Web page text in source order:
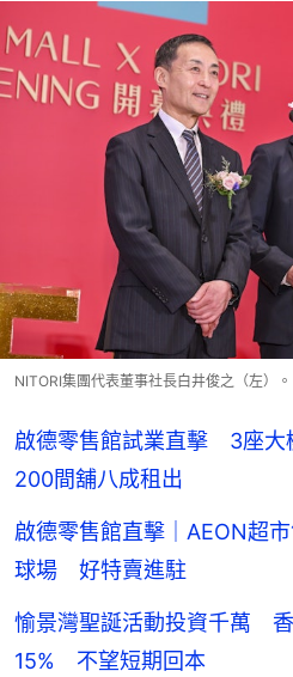
NITORI集團代表董事社長白井俊之（左）。
啟德零售館試業直擊 3座
200間舖八成租出
啟德零售館直擊｜AEON超
球場 好特賣進駐
愉景灣聖誕活動投資千萬
15% 不望短期回本